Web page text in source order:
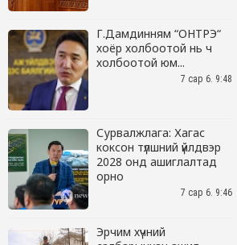
Г.Дамдинням “ОНТРЭ“
хоёр холбоотой нь ч
холбоотой юм...
7 сар 6. 9:48
Сурвалжлага: Хагас
коксон түлшний үйлдвэр
2028 онд ашиглалтад
орно
7 сар 6. 9:46
Эрчим хүчний